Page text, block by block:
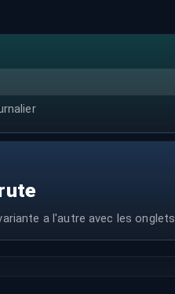
a l'autre avec les onglets